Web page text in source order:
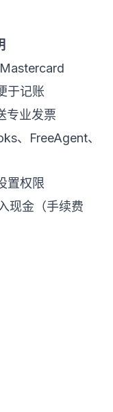
于记账
专业发票
、FreeAgent、
置权限
现金（手续费